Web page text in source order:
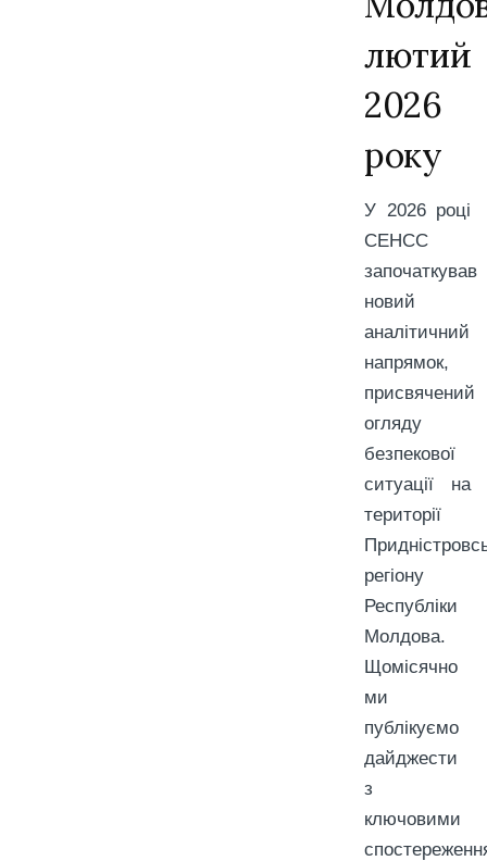
лютий
2026
року
У 2026 році
СЕНСС
започаткував
новий
аналітичний
напрямок,
присвячений
огляду
безпекової
ситуації на
території
регіону
Республіки
Молдова.
Щомісячно
ми
публікуємо
дайджести
з
ключовими